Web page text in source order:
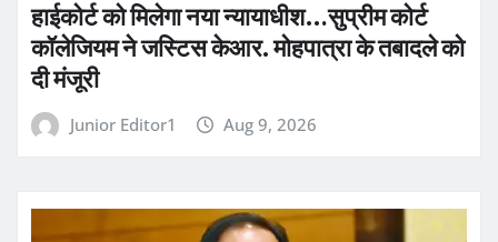
हाईकोर्ट को मिलेगा नया न्यायाधीश…सुप्रीम कोर्ट
कॉलेजियम ने जस्टिस केआर. मोहपात्रा के तबादले को
दी मंजूरी
Junior Editor1 Aug 9, 2026